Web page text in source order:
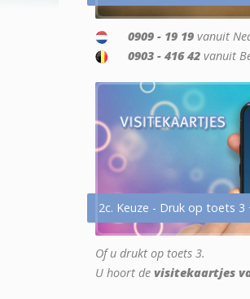
0909 - 19 19 vanuit
0903 - 416 42 vanuit
2c. Keuze - Druk op toets 3
Of u drukt op toets 3.
U hoort de visitekaartjes